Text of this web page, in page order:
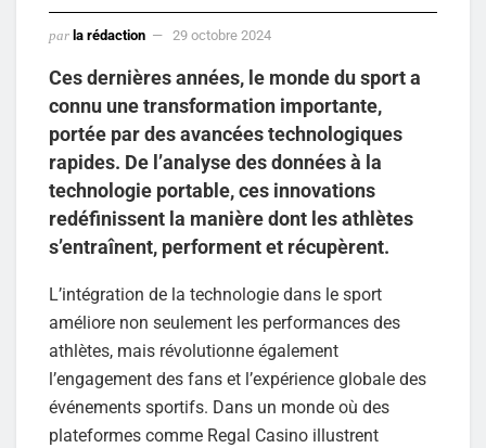
par la rédaction 29 octobre 2024
Ces dernières années, le monde du sport a
connu une transformation importante,
portée par des avancées technologiques
rapides. De l’analyse des données à la
technologie portable, ces innovations
redéfinissent la manière dont les athlètes
s’entraînent, performent et récupèrent.
L’intégration de la technologie dans le sport
améliore non seulement les performances des
athlètes, mais révolutionne également
l’engagement des fans et l’expérience globale des
événements sportifs. Dans un monde où des
plateformes comme Regal Casino illustrent